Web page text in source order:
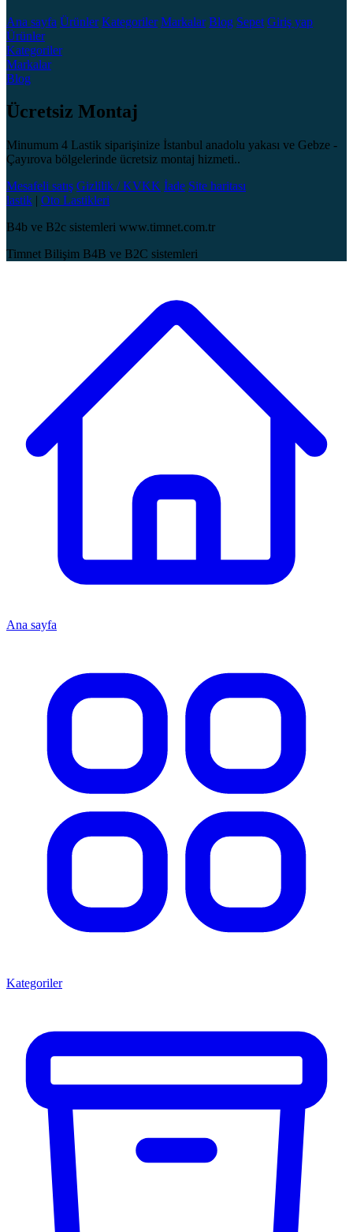
Ana sayfa Ürünler Kategoriler Markalar Blog Sepet Giriş yap
Ürünler
Kategoriler
Markalar
Blog
Ücretsiz Montaj
Minumum 4 Lastik siparişinize İstanbul anadolu yakası ve Gebze -
Çayırova bölgelerinde ücretsiz montaj hizmeti..
Mesafeli satış Gizlilik / KVKK İade Site haritası
lastik | Oto Lastikleri
B4b ve B2c sistemleri www.timnet.com.tr
Timnet Bilişim B4B ve B2C sistemleri
Ana sayfa
Kategoriler